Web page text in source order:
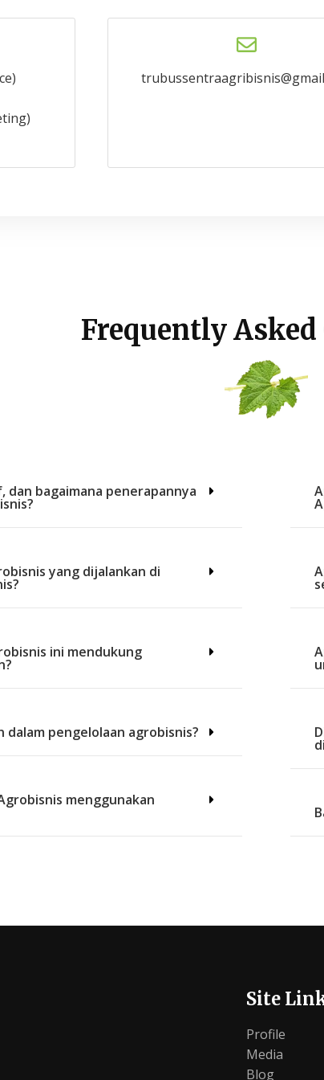
Frequently Asked
bagaimana penerapannya
yang dijalankan di
ini mendukung
pengelolaan agrobisnis?
menggunakan
Site
Profile
Media
Blog